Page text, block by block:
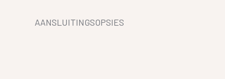
AANSLUITINGSOPSIES